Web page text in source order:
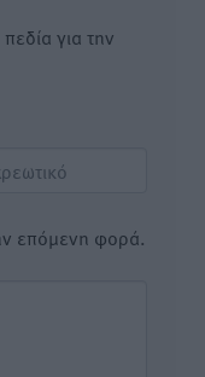
για την
επόμενη φορά.